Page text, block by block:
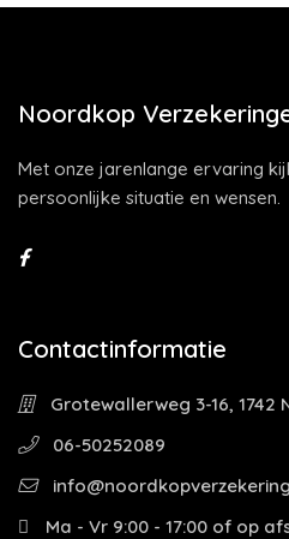
Noordkop
Met onze jarenlange ervaring
persoonlijke situatie en wensen.
Contactinformatie
Grotewallerweg 3-16, 1742
06-50252089
Ma - Vr 9:00 - 17:00 of op